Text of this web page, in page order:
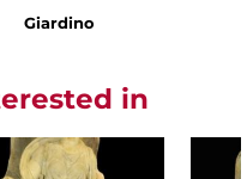
Giardino
in